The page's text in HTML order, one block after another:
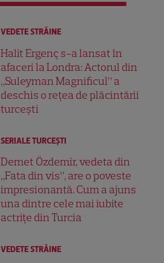
VEDETE STRĂINE
Halit Ergenç s-a lansat în
afaceri la Londra: Actorul din
„Suleyman Magnificul” a
deschis o rețea de plăcintării
turcești
SERIALE TURCEŞTI
Demet Özdemir, vedeta din
„Fata din vis”, are o poveste
impresionantă. Cum a ajuns
una dintre cele mai iubite
actrițe din Turcia
VEDETE STRĂINE